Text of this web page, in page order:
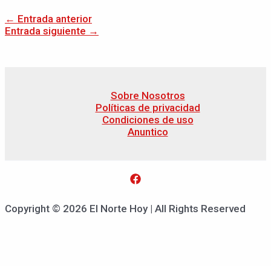
← Entrada anterior
Entrada siguiente →
Sobre Nosotros
Políticas de privacidad
Condiciones de uso
Anuntico
Copyright © 2026 El Norte Hoy | All Rights Reserved